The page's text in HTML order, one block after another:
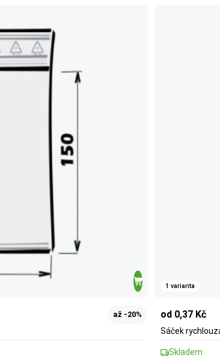
až -20%
1 varianta
od 0,37 Kč
Sáček
Skladem